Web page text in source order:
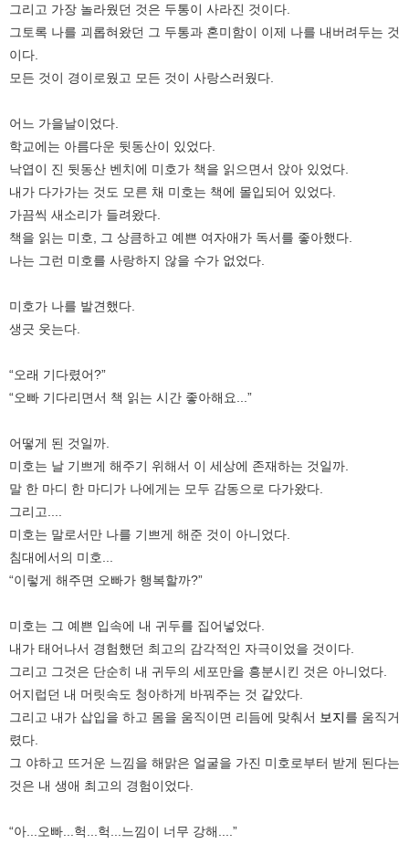
그리고 가장 놀라웠던 것은 두통이 사라진 것이다.
그토록 나를 괴롭혀왔던 그 두통과 혼미함이 이제 나를 내버려두는 것
이다.
모든 것이 경이로웠고 모든 것이 사랑스러웠다.
어느 가을날이었다.
학교에는 아름다운 뒷동산이 있었다.
낙엽이 진 뒷동산 벤치에 미호가 책을 읽으면서 앉아 있었다.
내가 다가가는 것도 모른 채 미호는 책에 몰입되어 있었다.
가끔씩 새소리가 들려왔다.
책을 읽는 미호, 그 상큼하고 예쁜 여자애가 독서를 좋아했다.
나는 그런 미호를 사랑하지 않을 수가 없었다.
미호가 나를 발견했다.
생긋 웃는다.
“오래 기다렸어?”
“오빠 기다리면서 책 읽는 시간 좋아해요...”
어떻게 된 것일까.
미호는 날 기쁘게 해주기 위해서 이 세상에 존재하는 것일까.
말 한 마디 한 마디가 나에게는 모두 감동으로 다가왔다.
그리고....
미호는 말로서만 나를 기쁘게 해준 것이 아니었다.
침대에서의 미호...
“이렇게 해주면 오빠가 행복할까?”
미호는 그 예쁜 입속에 내 귀두를 집어넣었다.
내가 태어나서 경험했던 최고의 감각적인 자극이었을 것이다.
그리고 그것은 단순히 내 귀두의 세포만을 흥분시킨 것은 아니었다.
어지럽던 내 머릿속도 청아하게 바꿔주는 것 같았다.
그리고 내가 삽입을 하고 몸을 움직이면 리듬에 맞춰서 보지를 움직거
렸다.
그 야하고 뜨거운 느낌을 해맑은 얼굴을 가진 미호로부터 받게 된다는
것은 내 생애 최고의 경험이었다.
“아...오빠...헉...헉...느낌이 너무 강해....”